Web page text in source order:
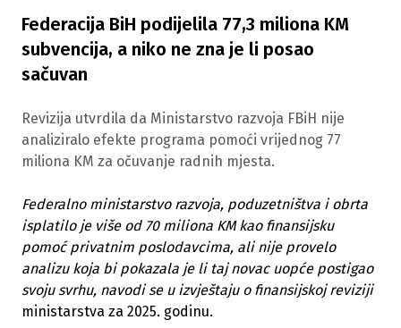
Federacija BiH podijelila 77,3 miliona KM
subvencija, a niko ne zna je li posao
sačuvan
Revizija utvrdila da Ministarstvo razvoja FBiH nije
analiziralo efekte programa pomoći vrijednog 77
miliona KM za očuvanje radnih mjesta.
Federalno ministarstvo razvoja, poduzetništva i obrta
isplatilo je više od 70 miliona KM kao finansijsku
pomoć privatnim poslodavcima, ali nije provelo
analizu koja bi pokazala je li taj novac uopće postigao
svoju svrhu, navodi se u izvještaju o finansijskoj reviziji
ministarstva za 2025. godinu.